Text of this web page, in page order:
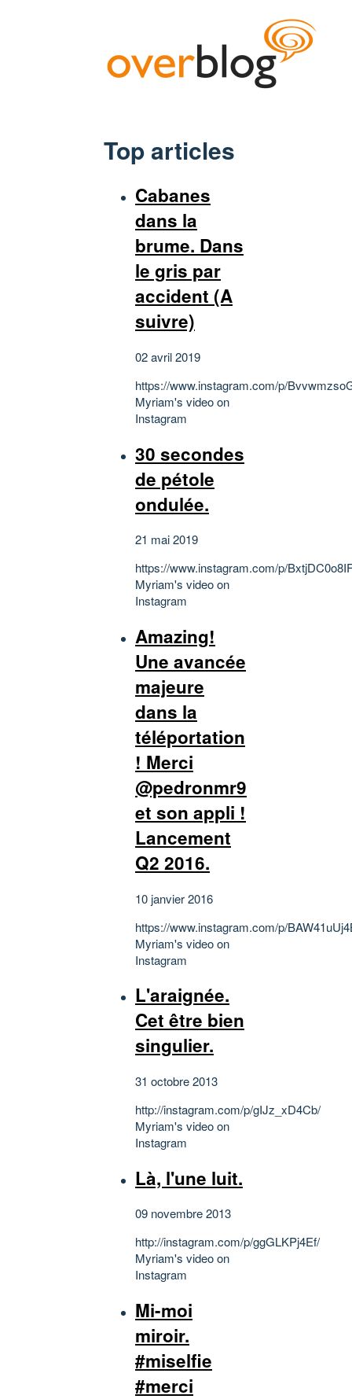
Top articles
Cabanes
dans la
brume. Dans
le gris par
accident (A
suivre)
02 avril 2019
https://www.instagram.com/p/
Myriam's video on
Instagram
30 secondes
de pétole
ondulée.
21 mai 2019
https://www.instagram.com/p/
Myriam's video on
Instagram
Amazing!
Une avancée
majeure
dans la
téléportation
! Merci
@pedronmr9
et son appli !
Lancement
Q2 2016.
10 janvier 2016
https://www.instagram.com/p/
Myriam's video on
Instagram
L'araignée.
Cet être bien
singulier.
31 octobre 2013
http://instagram.com/p/gIJz_xD4Cb/
Myriam's video on
Instagram
Là, l'une luit.
09 novembre 2013
http://instagram.com/p/ggGLKPj4Ef/
Myriam's video on
Instagram
Mi-moi
miroir.
#miselfie
#merci